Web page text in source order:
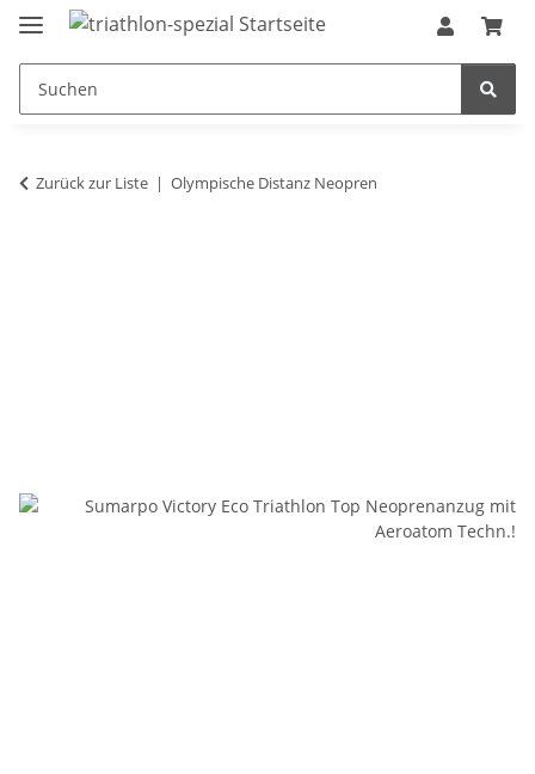
Zurück zur Liste Olympische Distanz Neopren